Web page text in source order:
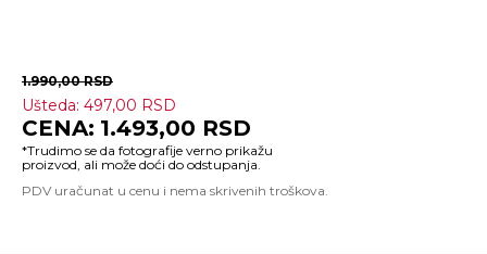
1.990,00RSD
Ušteda: 497,00 RSD
1.493,00 RSD